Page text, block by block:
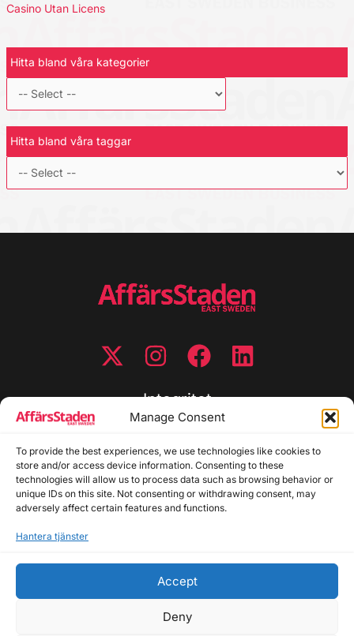
Manage Consent
To provide the best experiences, we use technologies like cookies to
store and/or access device information. Consenting to these
technologies will allow us to process data such as browsing behavior or
unique IDs on this site. Not consenting or withdrawing consent, may
adversely affect certain features and functions.
Hantera tjänster
Accept
Deny
Casino Utan Licens
Hitta bland våra kategorier
Hitta bland våra taggar
Integritet
Cookiepolicy
Disclaimer
Redaktionell policy
Utgivarinformation
Allmänna frågor: info@affarsstaden.se | Tipsa
annons@affarsstaden.se